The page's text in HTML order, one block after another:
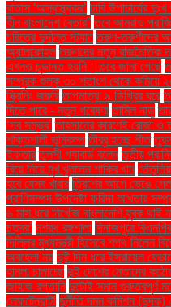
বাতাস ‘অস্বাস্থ্যকর’ ঢাবি উপাচার্যের
হীন বাংলাদেশ বেতার” তবে আমরাও
চরিত্রে দুর্দান্ত স্ট্যান তরুণ-তরুণীদের
অ্যালকোহল তরুণদের নতুন রাজনৈতিক
এখনও চূড়ান্ত হয়নি। তবে জানা গেছে
সম্পূরক শুল্ক ৩০ শতাংশ থেকে কমিয়ে
স্ক্রিনিং জরুরি তাপমাত্রা ৯ ডিগ্রির ঘরে
দিতে পারে - নতুন গবেষণা তামিল নাড়ু
‘সব সম্ভব’ তাহসানের কারণেই রোজা ও
শক্তিশালী ভূমিকম্প তীব্র হচ্ছে শীত
ইফতার তুলসী গ্যাবার্ড বলেন তৃতীয়
বিয়ে নিয়ে মুখ খুললেন শাকিব খান
হবে যেসব খাবার ত্রিশের আগে ভেঙে
প্রাণিসম্পদ উপদেষ্টা ফরিদা আখতার
৬ মাস ধরে নিখোঁজ বাংলাদেশি যুবক থাই
চত্বর’ দশরথ রঙ্গশালা দিনাজপুরে
দিল্লির মুখ্যমন্ত্রী হিসেবে শপথ নিলেন
অবহেলা নয় দুই দিন ধরে ইসরায়েল
হামলা চালাচ্ছে দুই দেশের নেতাদের
জাহাজ রপ্তানি দুটোই সমান গুরুত্বপূর্ণ
লেফটেন্যান্ট! দুর্নীতি দমন কমিশন